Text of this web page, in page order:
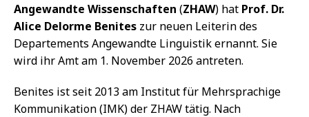
Angewandte Wissenschaften (ZHAW) hat Prof. Dr.
Alice Delorme Benites zur neuen Leiterin des
Departements Angewandte Linguistik ernannt. Sie
wird ihr Amt am 1. November 2026 antreten.
Benites ist seit 2013 am Institut für Mehrsprachige
Kommunikation (IMK) der ZHAW tätig. Nach